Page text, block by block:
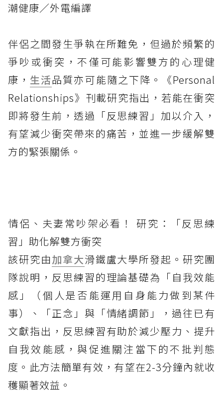
潮健康／外電編譯
伴侶之間發生爭執在所難免，但過於頻繁的
爭吵或衝突，不僅可能影響雙方的心理健
康， 生活品質亦可能隨之下降。《Personal
Relationships》刊載研究指出，若能在衝突
即將發生前，透過「反思練習」加以介入，
有望減少衝突帶來的痛苦，並進一步緩解雙
方的緊張關係。
情侶、夫妻常吵架必看！ 研究：「反思練
習」助化解雙方衝突
該研究由加拿大滑鐵盧大學所發起。研究團
隊說明，反思練習的理論基礎為「自我效能
感」（個人是否能運用自身能力做到某件
事）、「正念」與「情緒調節」，過往已有
文獻指出，反思練習有助於減少壓力、提升
自我效能感，與促進關注當下的不批判態
度。此方法簡單有效，有望在2-3分鐘內就收
穫顯著效益。